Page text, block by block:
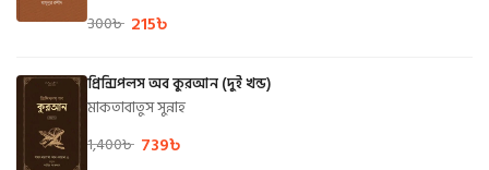
300৳ 215৳
প্রিন্সিপলস অব কুরআন (দুই খন্ড)
মাকতাবাতুস সুন্নাহ
1,400৳ 739৳